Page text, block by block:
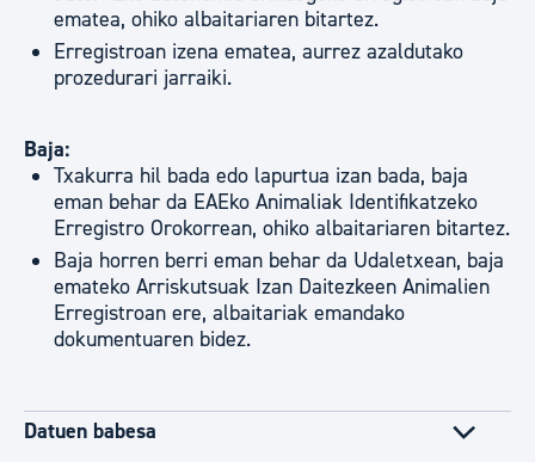
ematea, ohiko albaitariaren bitartez.
Erregistroan izena ematea, aurrez azaldutako
prozedurari jarraiki.
Baja:
Txakurra hil bada edo lapurtua izan bada, baja
eman behar da EAEko Animaliak Identifikatzeko
Erregistro Orokorrean, ohiko albaitariaren bitartez.
Baja horren berri eman behar da Udaletxean, baja
emateko Arriskutsuak Izan Daitezkeen Animalien
Erregistroan ere, albaitariak emandako
dokumentuaren bidez.
Datuen babesa